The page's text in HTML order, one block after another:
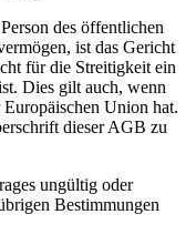
des öffentlichen
ist das Gericht
für die Streitigkeit ein
Dies gilt auch, wenn
Union hat.
dieser AGB zu
ungültig oder
Bestimmungen